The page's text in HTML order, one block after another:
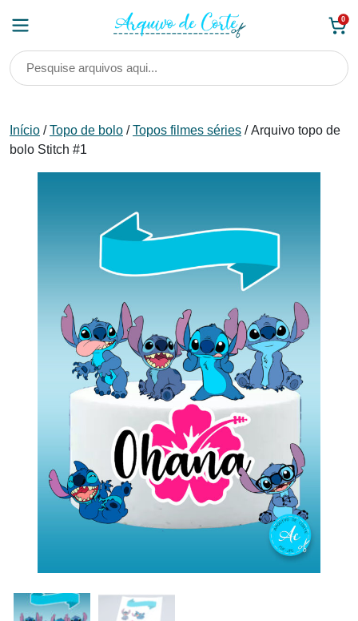
0
Início /Topo de bolo /Topos filmes séries / Arquivo topo de
bolo Stitch #1